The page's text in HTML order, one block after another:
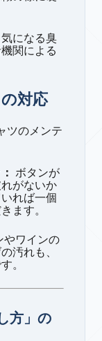
になる臭
関による
対応
ツのメンテ
ボタンが
がないか
れば一個
ます。
やワインの
汚れも、
。
方」の